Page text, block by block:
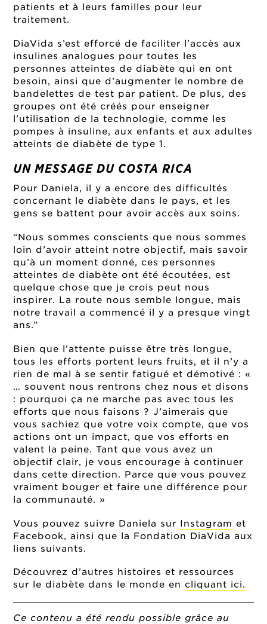
patients et à leurs familles pour leur
traitement.
DiaVida s’est efforcé de faciliter l’accès aux
insulines analogues pour toutes les
personnes atteintes de diabète qui en ont
besoin, ainsi que d’augmenter le nombre de
bandelettes de test par patient. De plus, des
groupes ont été créés pour enseigner
l’utilisation de la technologie, comme les
pompes à insuline, aux enfants et aux adultes
atteints de diabète de type 1.
UN MESSAGE DU COSTA RICA
Pour Daniela, il y a encore des difficultés
concernant le diabète dans le pays, et les
gens se battent pour avoir accès aux soins.
“Nous sommes conscients que nous sommes
loin d’avoir atteint notre objectif, mais savoir
qu’à un moment donné, ces personnes
atteintes de diabète ont été écoutées, est
quelque chose que je crois peut nous
inspirer. La route nous semble longue, mais
notre travail a commencé il y a presque vingt
ans.”
Bien que l’attente puisse être très longue,
tous les efforts portent leurs fruits, et il n’y a
rien de mal à se sentir fatigué et démotivé : «
… souvent nous rentrons chez nous et disons
: pourquoi ça ne marche pas avec tous les
efforts que nous faisons ? J’aimerais que
vous sachiez que votre voix compte, que vos
actions ont un impact, que vos efforts en
valent la peine. Tant que vous avez un
objectif clair, je vous encourage à continuer
dans cette direction. Parce que vous pouvez
vraiment bouger et faire une différence pour
la communauté. »
Vous pouvez suivre Daniela sur Instagram et
Facebook, ainsi que la Fondation DiaVida aux
liens suivants.
Découvrez d’autres histoires et ressources
sur le diabète dans le monde en cliquant ici.
Ce contenu a été rendu possible grâce au